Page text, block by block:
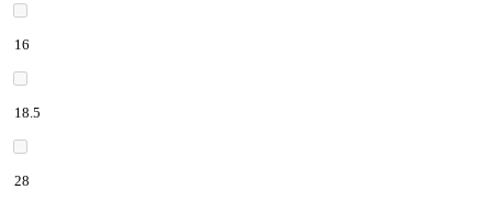
16
18.5
28